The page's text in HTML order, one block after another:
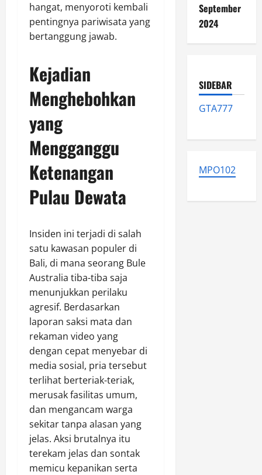
hangat, menyoroti kembali
pentingnya pariwisata yang
bertanggung jawab.
Kejadian
Menghebohkan
yang
Mengganggu
Ketenangan
Pulau Dewata
Insiden ini terjadi di salah
satu kawasan populer di
Bali, di mana seorang Bule
Australia tiba-tiba saja
menunjukkan perilaku
agresif. Berdasarkan
laporan saksi mata dan
rekaman video yang
dengan cepat menyebar di
media sosial, pria tersebut
terlihat berteriak-teriak,
merusak fasilitas umum,
dan mengancam warga
sekitar tanpa alasan yang
jelas. Aksi brutalnya itu
terekam jelas dan sontak
memicu kepanikan serta
September
2024
SIDEBAR
GTA777
MPO102